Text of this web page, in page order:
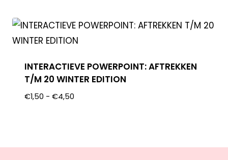
INTERACTIEVE POWERPOINT: AFTREKKEN
T/M 20 WINTER EDITION
€1,50 - €4,50